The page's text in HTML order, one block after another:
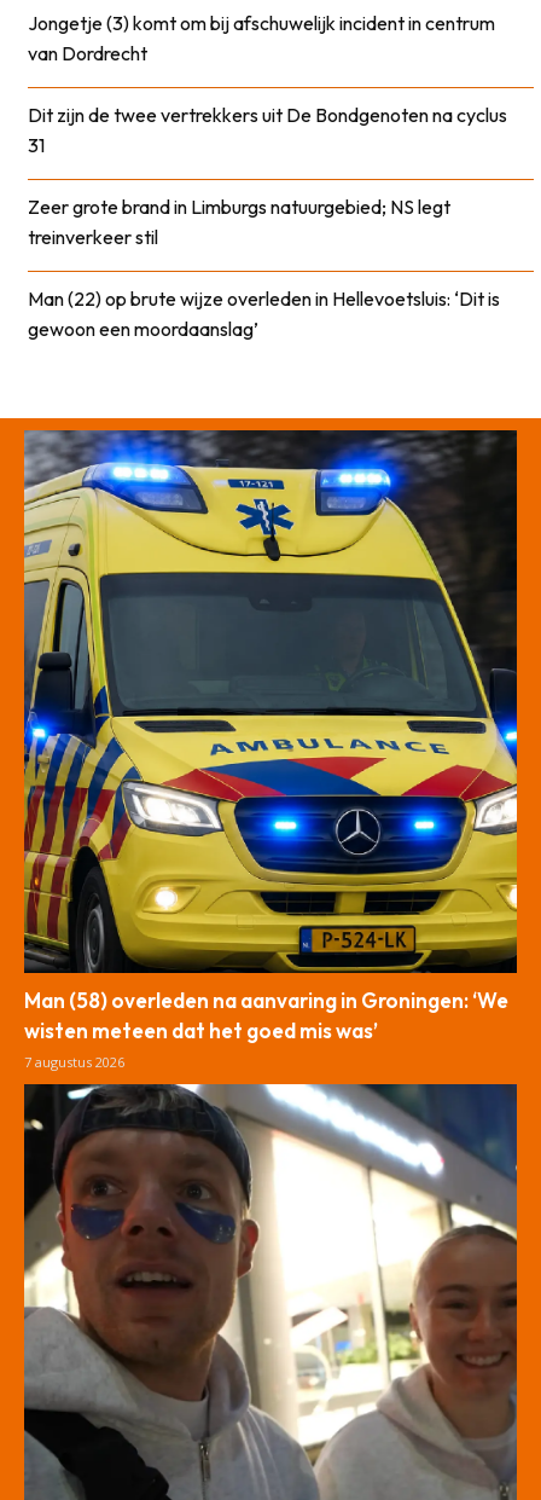
Jongetje (3) komt om bij afschuwelijk incident in centrum
van Dordrecht
Dit zijn de twee vertrekkers uit De Bondgenoten na cyclus
31
Zeer grote brand in Limburgs natuurgebied; NS legt
treinverkeer stil
Man (22) op brute wijze overleden in Hellevoetsluis: ‘Dit is
gewoon een moordaanslag’
Man (58) overleden na aanvaring in Groningen: ‘We
wisten meteen dat het goed mis was’
7 augustus 2026